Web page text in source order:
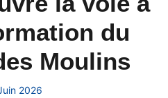
du
Moulins
2026